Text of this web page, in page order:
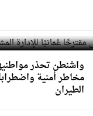
مقترحًا عُمانيًا للإدارة
واشنطن تحذر
مخاطر أمنية
الطيران